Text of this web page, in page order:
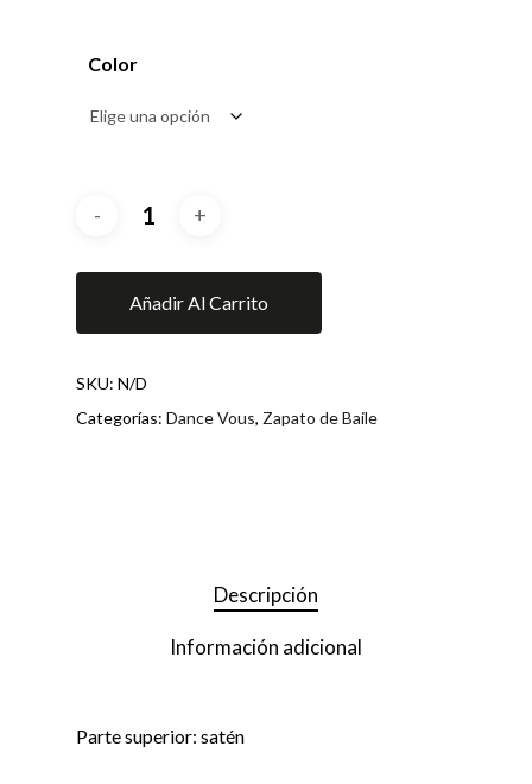
Color
Añadir Al Carrito
SKU: N/D
Categorías: Dance Vous, Zapato de Baile
Descripción
Información adicional
Parte superior: satén